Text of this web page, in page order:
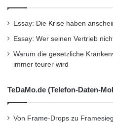
Essay: Die Krise haben
Essay: Wer seinen Vertrieb
Warum die gesetzliche
immer teurer wird
TeDaMo.de (Telefon-Daten-
Von Frame-Drops zu